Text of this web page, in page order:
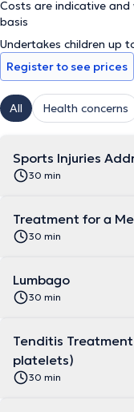
Costs are indicative
basis
Undertakes children up
Register to see prices
All Health concerns
Sports Injuries
30 min
Treatment for a
30 min
Lumbago
30 min
Tenditis Treatment
platelets)
30 min